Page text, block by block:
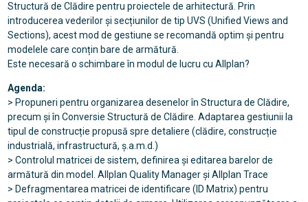
Structură de Clădire pentru proiectele de arhitectură. Prin
introducerea vederilor și secțiunilor de tip UVS (Unified Views and
Sections), acest mod de gestiune se recomandă optim și pentru
modelele care conțin bare de armătură.
Este necesară o schimbare în modul de lucru cu Allplan?
Agenda:
> Propuneri pentru organizarea desenelor în Structura de Clădire,
precum și în Conversie Structură de Clădire. Adaptarea gestiunii la
tipul de construcție propusă spre detaliere (clădire, construcție
industrială, infrastructură, ș.a.m.d.)
> Controlul matricei de sistem, definirea și editarea barelor de
armătură din model. Allplan Quality Manager și Allplan Trace
> Defragmentarea matricei de identificare (ID Matrix) pentru